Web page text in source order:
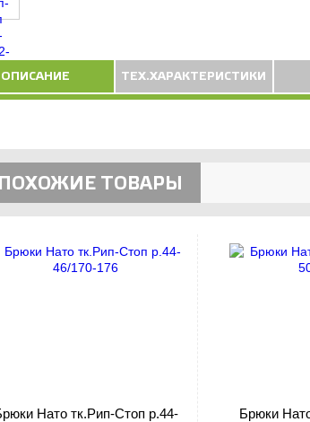
ОПИСАНИЕ ТЕХ.ХАРАКТЕРИСТИКИ
ТОВАРЫ
Нато тк.Рип-Стоп р.44-
Брюки